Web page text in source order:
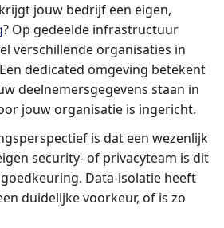
jouw bedrijf een eigen,
? Op gedeelde infrastructuur
verschillende organisaties in
dedicated omgeving betekent
deelnemersgegevens staan in
jouw organisatie is ingericht.
is dat een wezenlijk
security- of privacyteam is dit
Data-isolatie heeft
duidelijke voorkeur, of is zo